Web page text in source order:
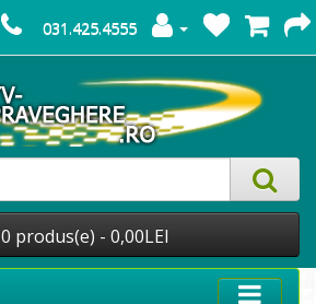
031.425.4555
0 produs(e) - 0,00LEI